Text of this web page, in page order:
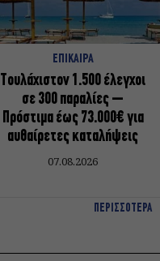
ΕΠΙΚΑΙΡΑ
Τουλάχιστον 1.500 έλεγχοι
σε 300 παραλίες –
Πρόστιμα έως 73.000€ για
αυθαίρετες καταλήψεις
07.08.2026
ΠΕΡΙΣΣΟΤΕΡΑ